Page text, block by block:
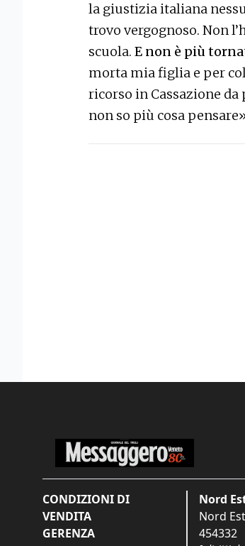
la giustizia italiana
trovo vergognoso. Non
scuola. E non è più
morta mia figlia e per
ricorso in Cassazione
non so più cosa
CONDIZIONI DI
VENDITA
GERENZA
Nord
Nord
454332